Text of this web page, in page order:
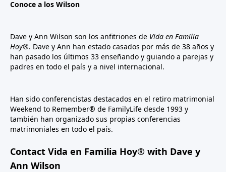
Conoce a los Wilson
Dave y Ann Wilson son los anfitriones de Vida en Familia
Hoy®. Dave y Ann han estado casados por más de 38 años y
han pasado los últimos 33 enseñando y guiando a parejas y
padres en todo el país y a nivel internacional.
Han sido conferencistas destacados en el retiro matrimonial
Weekend to Remember® de FamilyLife desde 1993 y
también han organizado sus propias conferencias
matrimoniales en todo el país.
Contact Vida en Familia Hoy® with Dave y
Ann Wilson